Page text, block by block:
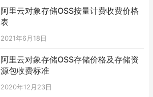
阿里云对象存储OSS按量计费收费价格
表
2021年6月18日
阿里云对象存储OSS存储价格及存储资
源包收费标准
2020年12月23日